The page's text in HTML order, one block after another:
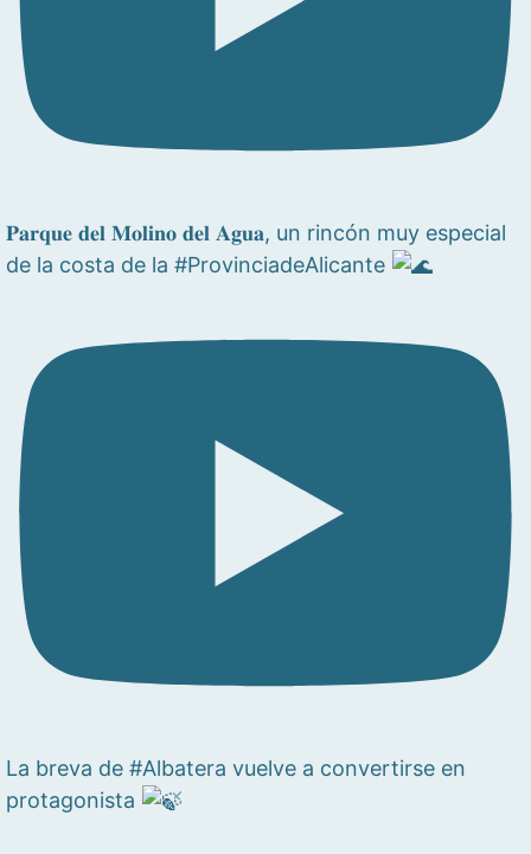
𝐏𝐚𝐫𝐪𝐮𝐞 𝐝𝐞𝐥 𝐌𝐨𝐥𝐢𝐧𝐨 𝐝𝐞𝐥 𝐀𝐠𝐮𝐚, un rincón muy especial
de la costa de la #ProvinciadeAlicante
La breva de #Albatera vuelve a convertirse en
protagonista